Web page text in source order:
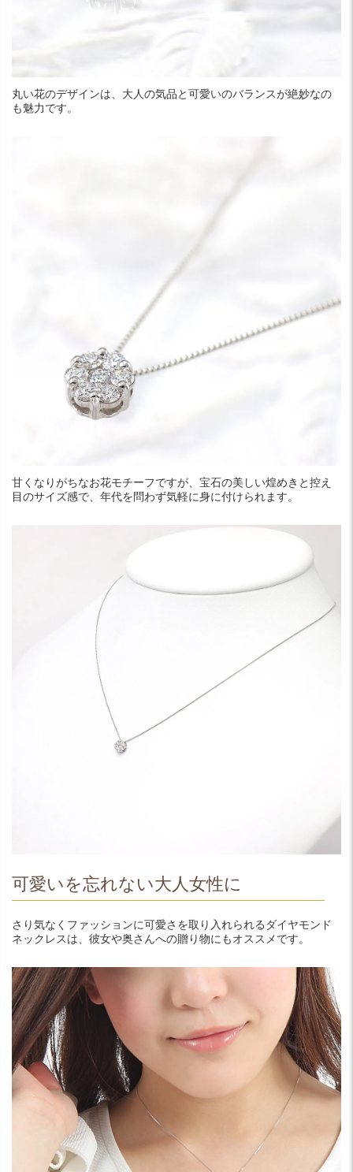
丸い花のデザインは、大人の気品と可愛いのバランスが絶妙なの
も魅力です。
甘くなりがちなお花モチーフですが、宝石の美しい煌めきと控え
目のサイズ感で、年代を問わず気軽に身に付けられます。
可愛いを忘れない大人女性に
さり気なくファッションに可愛さを取り入れられるダイヤモンド
ネックレスは、彼女や奥さんへの贈り物にもオススメです。